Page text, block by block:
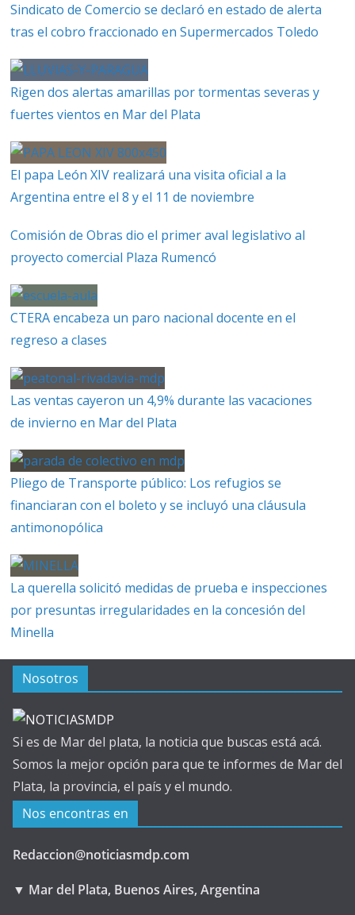
Sindicato de Comercio se declaró en estado de alerta
tras el cobro fraccionado en Supermercados Toledo
Rigen dos alertas amarillas por tormentas severas y
fuertes vientos en Mar del Plata
El papa León XIV realizará una visita oficial a la
Argentina entre el 8 y el 11 de noviembre
Comisión de Obras dio el primer aval legislativo al
proyecto comercial Plaza Rumencó
CTERA encabeza un paro nacional docente en el
regreso a clases
Las ventas cayeron un 4,9% durante las vacaciones
de invierno en Mar del Plata
Pliego de Transporte público: Los refugios se
financiaran con el boleto y se incluyó una cláusula
antimonopólica
La querella solicitó medidas de prueba e inspecciones
por presuntas irregularidades en la concesión del
Minella
Nosotros
Si es de Mar del plata, la noticia que buscas está acá.
Somos la mejor opción para que te informes de Mar del
Plata, la provincia, el país y el mundo.
Nos encontras en
Redaccion@noticiasmdp.com
▼ Mar del Plata, Buenos Aires, Argentina